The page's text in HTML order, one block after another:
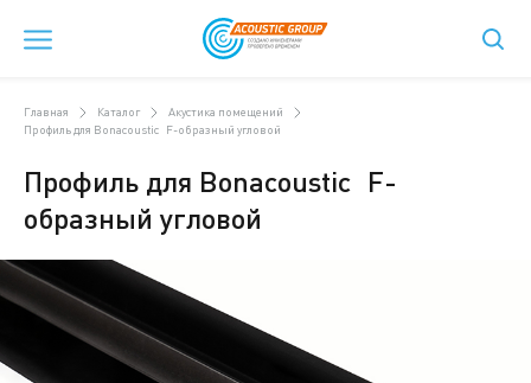
Главная Каталог
Акустика помещений
Профиль для Bonacoustic F-образный угловой
Профиль для Bonacoustic F-
образный угловой